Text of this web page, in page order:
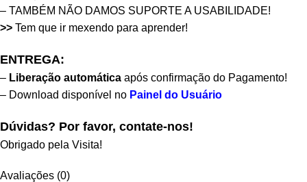
– TAMBÉM NÃO DAMOS SUPORTE A USABILIDADE!
>> Tem que ir mexendo para aprender!
ENTREGA:
– Liberação automática após confirmação do Pagamento!
– Download disponível no Painel do Usuário
Dúvidas? Por favor, contate-nos!
Obrigado pela Visita!
Avaliações (0)